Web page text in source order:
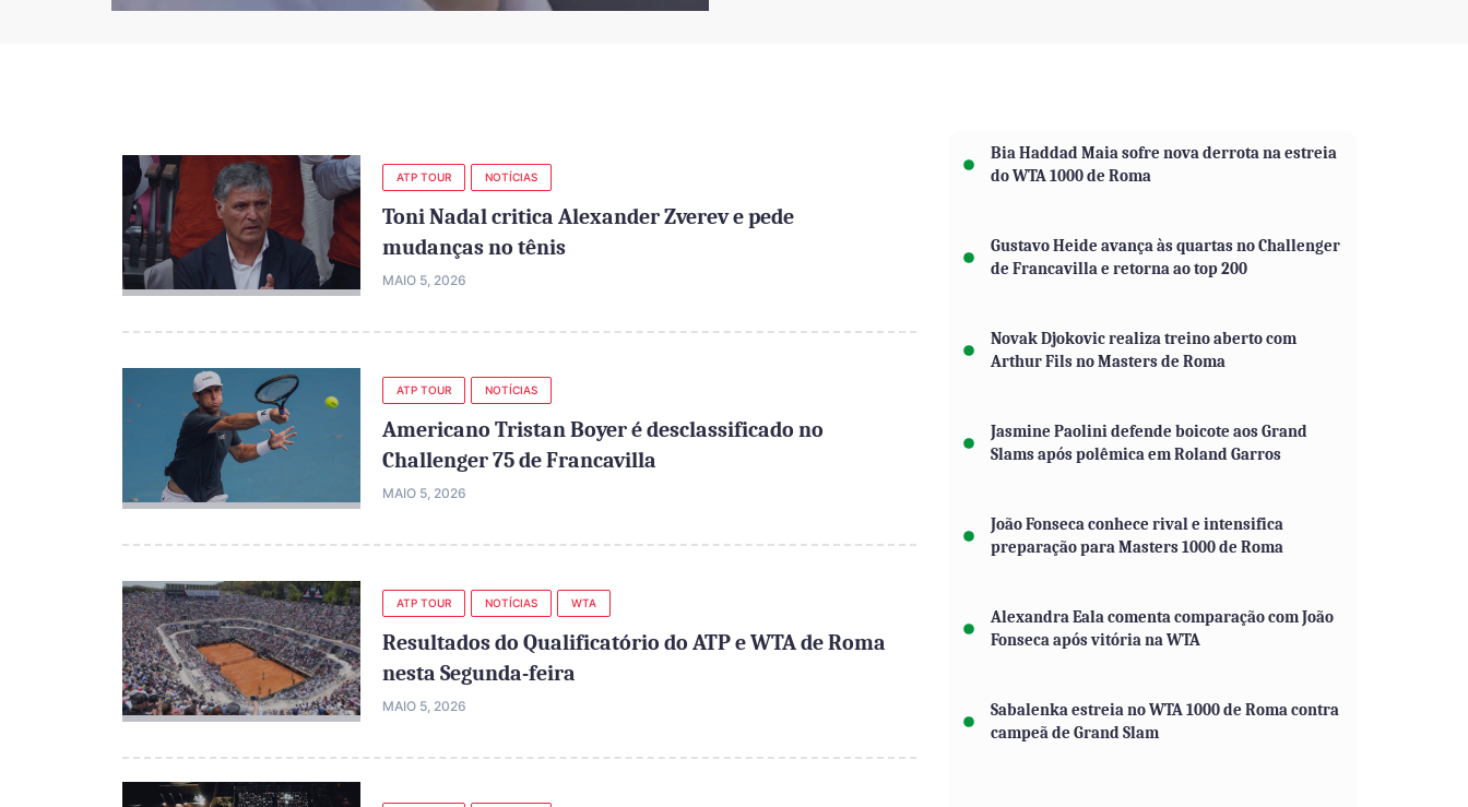
ATP TOUR NOTÍCIAS
Toni Nadal critica Alexander Zverev e pede
mudanças no tênis
MAIO 5, 2026
ATP TOUR NOTÍCIAS
Americano Tristan Boyer é desclassificado no
Challenger 75 de Francavilla
MAIO 5, 2026
ATP TOUR NOTÍCIAS WTA
Resultados do Qualificatório do ATP e WTA de Roma
nesta Segunda-feira
MAIO 5, 2026
Bia Haddad Maia sofre nova derrota na estreia
do WTA 1000 de Roma
Gustavo Heide avança às quartas no Challenger
de Francavilla e retorna ao top 200
Novak Djokovic realiza treino aberto com
Arthur Fils no Masters de Roma
Jasmine Paolini defende boicote aos Grand
Slams após polêmica em Roland Garros
João Fonseca conhece rival e intensifica
preparação para Masters 1000 de Roma
Alexandra Eala comenta comparação com João
Fonseca após vitória na WTA
Sabalenka estreia no WTA 1000 de Roma contra
campeã de Grand Slam